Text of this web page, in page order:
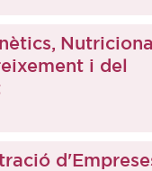
i del